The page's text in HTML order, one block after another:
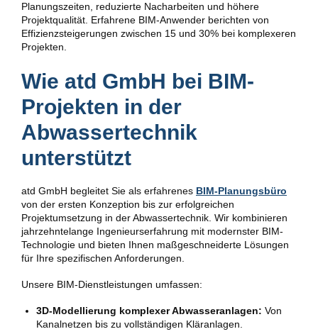
Planungszeiten, reduzierte Nacharbeiten und höhere
Projektqualität. Erfahrene BIM-Anwender berichten von
Effizienzsteigerungen zwischen 15 und 30% bei komplexeren
Projekten.
Wie atd GmbH bei BIM-
Projekten in der
Abwassertechnik
unterstützt
atd GmbH begleitet Sie als erfahrenes BIM-Planungsbüro
von der ersten Konzeption bis zur erfolgreichen
Projektumsetzung in der Abwassertechnik. Wir kombinieren
jahrzehntelange Ingenieurserfahrung mit modernster BIM-
Technologie und bieten Ihnen maßgeschneiderte Lösungen
für Ihre spezifischen Anforderungen.
Unsere BIM-Dienstleistungen umfassen:
3D-Modellierung komplexer Abwasseranlagen: Von
Kanalnetzen bis zu vollständigen Kläranlagen.